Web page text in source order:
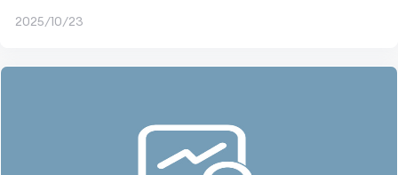
2025/10/23